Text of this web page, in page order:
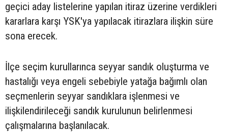
geçici aday listelerine yapılan itiraz üzerine verdikleri
kararlara karşı YSK'ya yapılacak itirazlara ilişkin süre
sona erecek.
İlçe seçim kurullarınca seyyar sandık oluşturma ve
hastalığı veya engeli sebebiyle yatağa bağımlı olan
seçmenlerin seyyar sandıklara işlenmesi ve
ilişkilendirileceği sandık kurulunun belirlenmesi
çalışmalarına başlanılacak.